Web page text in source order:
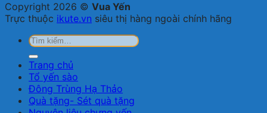
Copyright 2026 © Vua Yến
Trực thuộc ikute.vn siêu thị hàng ngoài chính hãng
Tìm
Trang chủ
Tổ yến sào
Đông Trùng Hạ Thảo
Quà tặng- Sét quà tặng